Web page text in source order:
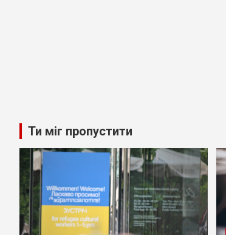
Ти міг пропустити